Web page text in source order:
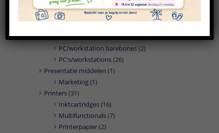
Opslagbehuizingen
(8)
USB-sticks(20)
All-in-One PC's/workstations(12)
PC/workstation barebones(2)
PC's/workstations(26)
Presentatie middelen (1)
Marketing(1)
Printers(31)
Inktcartridges(16)
Multifunctionals(7)
Printerpapier(2)